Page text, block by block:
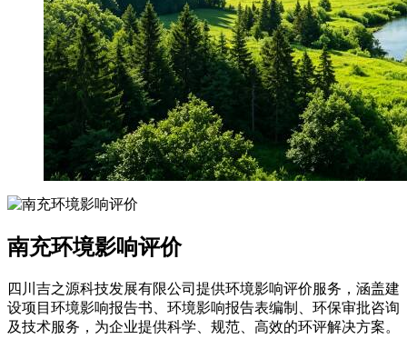
南充环境影响评价
四川吉之源科技发展有限公司提供环境影响评价服务，涵盖建
设项目环境影响报告书、环境影响报告表编制、环保审批咨询
及技术服务，为企业提供科学、规范、高效的环评解决方案。